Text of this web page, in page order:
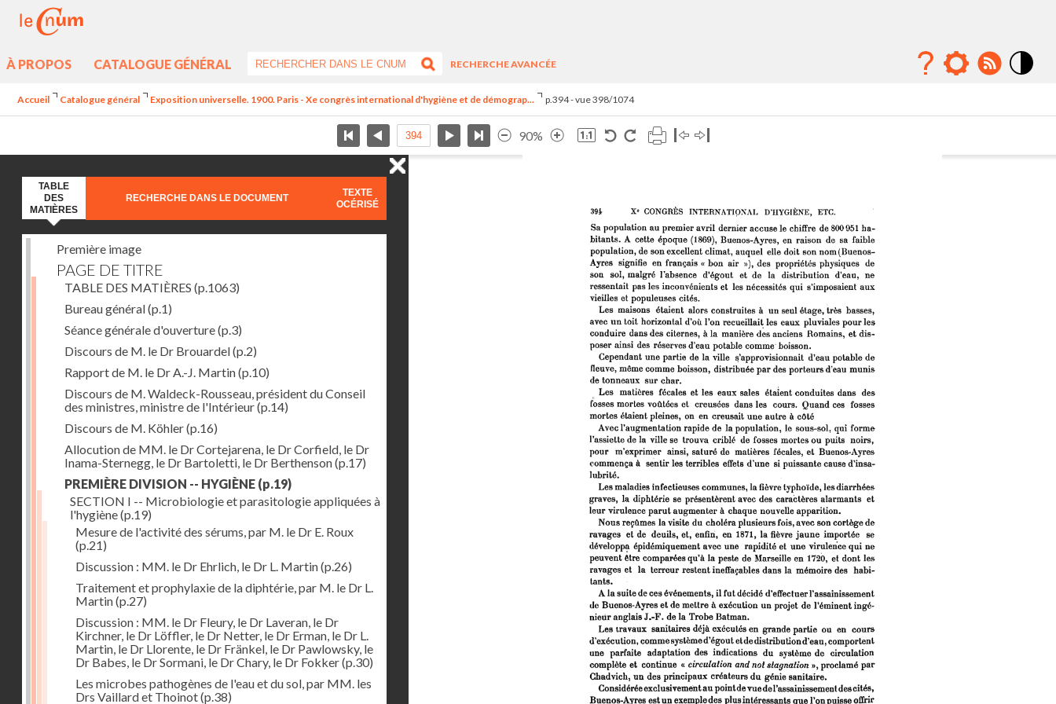
À PROPOS CATALOGUE GÉNÉRAL
RECHERCHE AVANCÉE
Accueil Catalogue général Exposition universelle. 1900. Paris - Xe congrès international d'hygiène et de démograp... p.394 - vue 398/1074
90%
TABLE
DES
MATIÈRES
RECHERCHE DANS LE DOCUMENT
TEXTE
OCÉRISÉ
Première image
PAGE DE TITRE
TABLE DES MATIÈRES (p.1063)
Bureau général(p.1)
Séance générale d'ouverture(p.3)
Discours de M. le Dr Brouardel(p.2)
Rapport de M. le Dr A.-J. Martin(p.10)
Discours de M. Waldeck-Rousseau, président du Conseil
des ministres, ministre de l'Intérieur(p.14)
Discours de M. Köhler(p.16)
Allocution de MM. le Dr Cortejarena, le Dr Corfield, le Dr
Inama-Sternegg, le Dr Bartoletti, le Dr Berthenson(p.17)
PREMIÈRE DIVISION -- HYGIÈNE (p.19)
SECTION I -- Microbiologie et parasitologie appliquées à
l'hygiène(p.19)
Mesure de l'activité des sérums, par M. le Dr E. Roux
(p.21)
Discussion : MM. le Dr Ehrlich, le Dr L. Martin(p.26)
Traitement et prophylaxie de la diphtérie, par M. le Dr L.
Martin(p.27)
Discussion : MM. le Dr Fleury, le Dr Laveran, le Dr
Kirchner, le Dr Löffler, le Dr Netter, le Dr Erman, le Dr L.
Martin, le Dr Llorente, le Dr Fränkel, le Dr Pawlowsky, le
Dr Babes, le Dr Sormani, le Dr Chary, le Dr Fokker(p.30)
Les microbes pathogènes de l'eau et du sol, par MM. les
Drs Vaillard et Thoinot(p.38)